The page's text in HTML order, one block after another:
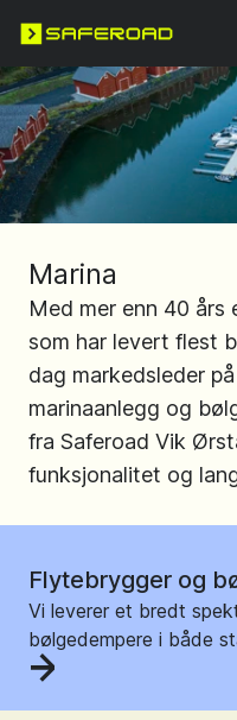
Marina
Med mer enn 40 års
som har levert flest
dag markedsleder
marinaanlegg og
fra Saferoad Vik
funksjonalitet og
Flytebrygger og
Vi leverer et bredt
bølgedempere i både